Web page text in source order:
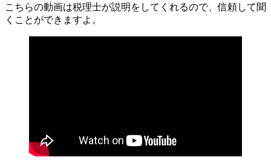
こちらの動画は税理士が説明をしてくれるので、信頼して聞
くことができますよ。